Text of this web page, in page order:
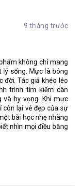
mực. Ba là một
bản đồ…
- lạnh lẽo, chậm rãi?
ta là màu đen chứ
nói gì tiếp?
Ba là một người vẽ
tối nơi những ngôi
đến chỗ tôi, trong
9 tháng trước
không chỉ mang
sống. Mực là bóng
đời. Tác giả khéo léo
trình tìm kiếm cân
và hy vọng. Khi mực
còn lại vẻ đẹp của sự
bài học nhẹ nhàng
nhìn mọi điều bằng